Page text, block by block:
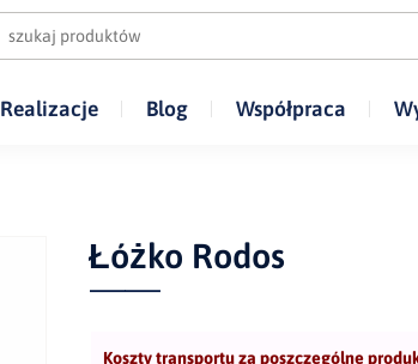
Realizacje Blog Współpraca
Łóżko Rodos
Koszty transportu za poszczególne